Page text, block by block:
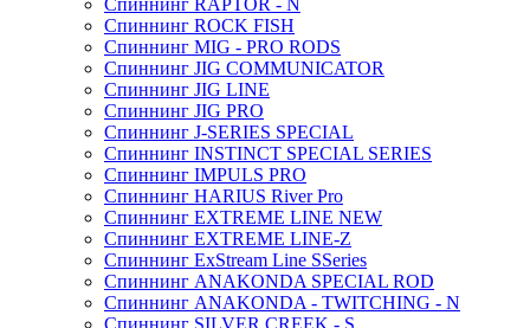
Спиннинг RAPTOR - N
Спиннинг ROCK FISH
Спиннинг MIG - PRO RODS
Спиннинг JIG COMMUNICATOR
Спиннинг JIG LINE
Спиннинг JIG PRO
Спиннинг J-SERIES SPECIAL
Спиннинг INSTINCT SPECIAL SERIES
Спиннинг IMPULS PRO
Спиннинг HARIUS River Pro
Спиннинг EXTREME LINE NEW
Спиннинг EXTREME LINE-Z
Спиннинг ExStream Line SSeries
Спиннинг ANAKONDA SPECIAL ROD
Спиннинг ANAKONDA - TWITCHING - N
Спиннинг SILVER CREEK - S